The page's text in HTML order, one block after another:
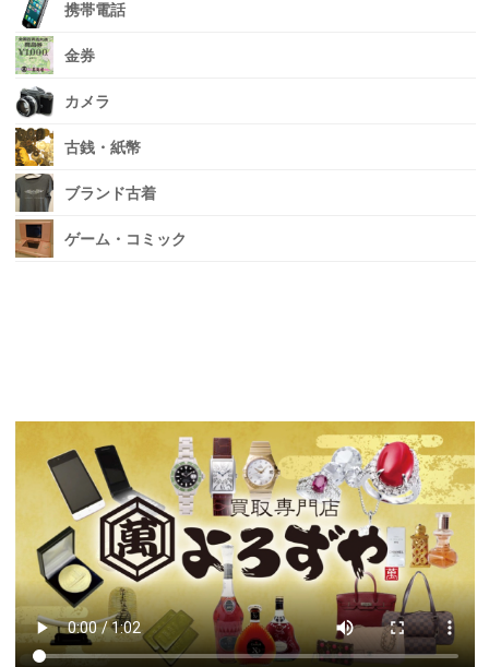
携帯電話
金券
カメラ
古銭・紙幣
ブランド古着
ゲーム・コミック